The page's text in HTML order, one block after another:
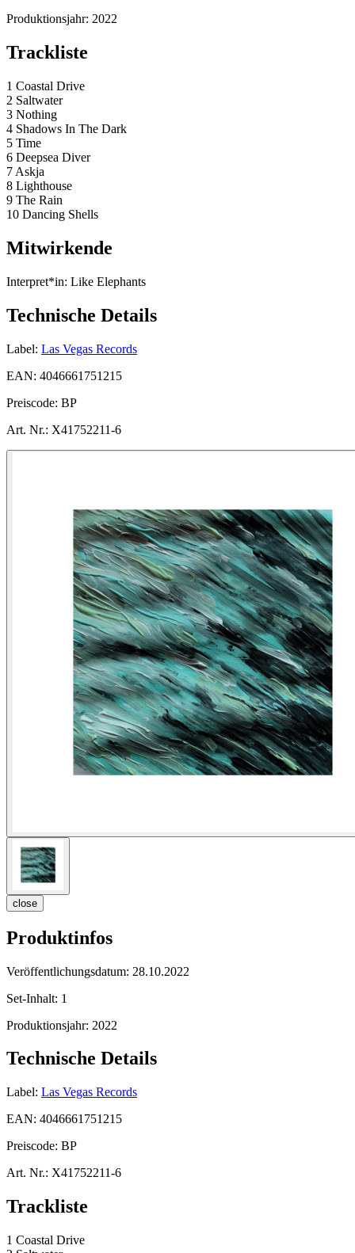
Produktionsjahr: 2022
Trackliste
1 Coastal Drive
2 Saltwater
3 Nothing
4 Shadows In The Dark
5 Time
6 Deepsea Diver
7 Askja
8 Lighthouse
9 The Rain
10 Dancing Shells
Mitwirkende
Interpret*in: Like Elephants
Technische Details
Label: Las Vegas Records
EAN: 4046661751215
Preiscode: BP
Art. Nr.: X41752211-6
close
Produktinfos
Veröffentlichungsdatum: 28.10.2022
Set-Inhalt: 1
Produktionsjahr: 2022
Technische Details
Label: Las Vegas Records
EAN: 4046661751215
Preiscode: BP
Art. Nr.: X41752211-6
Trackliste
1 Coastal Drive